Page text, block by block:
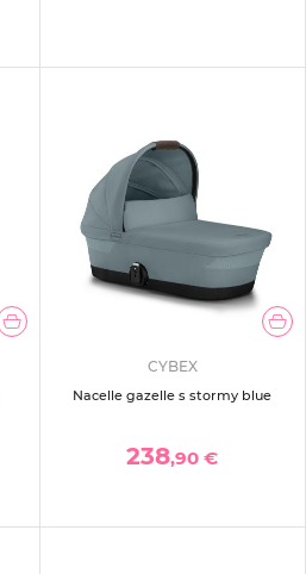
CYBEX
Nacelle gazelle s stormy blue
238,90 €